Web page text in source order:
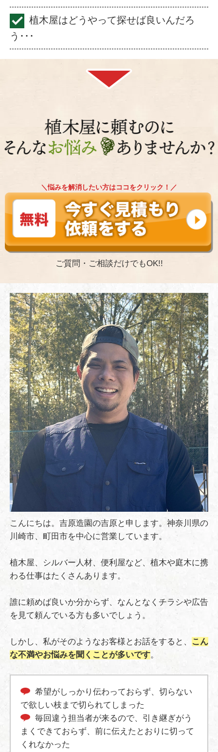
植木屋はどうやって探せば良いんだろ
う･･･
＼悩みを解消したい方はココをクリック！／
ご質問・ご相談だけでもOK!!
こんにちは。吉原造園の吉原と申します。神奈川県の
川崎市、町田市を中心に営業しています。
植木屋、シルバー人材、便利屋など、植木や庭木に携
わる仕事はたくさんあります。
誰に頼めば良いか分からず、なんとなくチラシや広告
を見て頼んでいる方も多いでしょう。
しかし、私がそのようなお客様とお話をすると、
こん
な不満やお悩みを聞くことが多いです。
希望がしっかり伝わっておらず、切らない
で欲しい枝まで切られてしまった
毎回違う担当者が来るので、引き継ぎがう
まくできておらず、前に伝えたとおりに切って
くれなかった